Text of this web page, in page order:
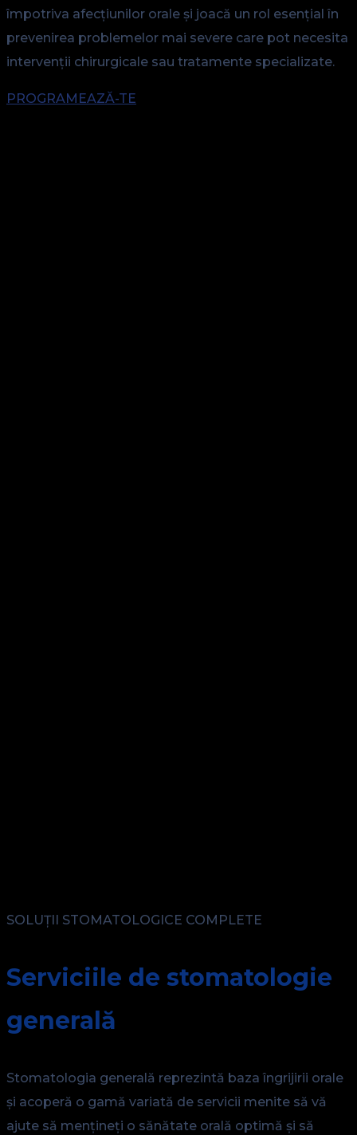
împotriva afecțiunilor orale și joacă un rol esențial în
prevenirea problemelor mai severe care pot necesita
intervenții chirurgicale sau tratamente specializate.
PROGRAMEAZĂ-TE
SOLUȚII STOMATOLOGICE COMPLETE
Serviciile de stomatologie
generală
Stomatologia generală reprezintă baza îngrijirii orale
și acoperă o gamă variată de servicii menite să vă
ajute să mențineți o sănătate orală optimă și să